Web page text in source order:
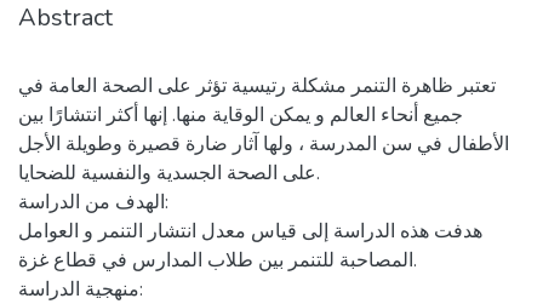
Abstract
تعتبر ظاهرة التنمر مشكلة رتيسية تؤثر على الصحة العامة في
جميع أنحاء العالم و يمكن الوقاية منها. إنها أكثر انتشارًا بين
الأطفال في سن المدرسة ، ولها آثار ضارة قصيرة وطويلة الأجل
على الصحة الجسدية والنفسية للضحايا.
الهدف من الدراسة:
هدفت هذه الدراسة إلى قياس معدل انتشار التنمر و العوامل
المصاحبة للتنمر بين طلاب المدارس في قطاع غزة.
منهجية الدراسة: